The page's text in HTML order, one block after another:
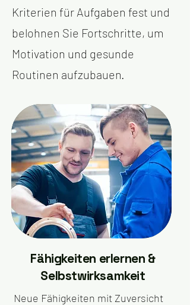
Kriterien für Aufgaben fest und
belohnen Sie Fortschritte, um
Motivation und gesunde
Routinen aufzubauen.
Fähigkeiten erlernen &
Selbstwirksamkeit
Neue Fähigkeiten mit Zuversicht